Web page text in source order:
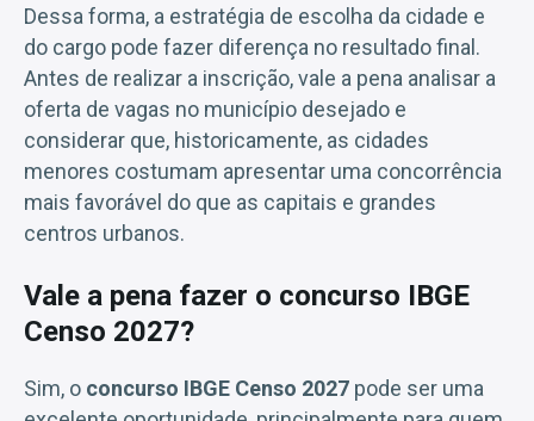
Dessa forma, a estratégia de escolha da cidade e
do cargo pode fazer diferença no resultado final.
Antes de realizar a inscrição, vale a pena analisar a
oferta de vagas no município desejado e
considerar que, historicamente, as cidades
menores costumam apresentar uma concorrência
mais favorável do que as capitais e grandes
centros urbanos.
Vale a pena fazer o concurso IBGE
Censo 2027?
Sim, o concurso IBGE Censo 2027 pode ser uma